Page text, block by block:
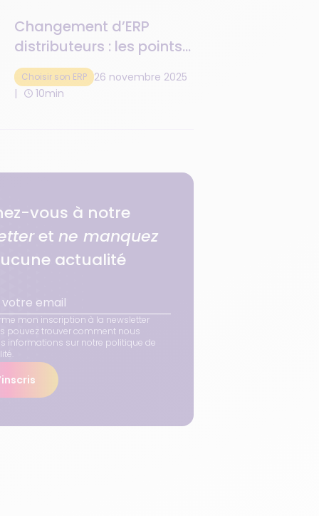
Changement d’ERP
distributeurs : les points
clés d’une migration
sans accroc
Choisir son ERP
26 novembre 2025
10min
vous à notre
et ne manquez
actualité
mon inscription à la newsletter
pouvez trouver comment nous
informations sur notre politique de